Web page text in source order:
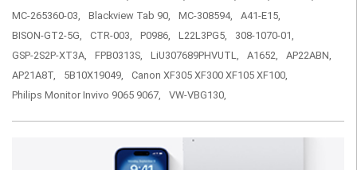
MC-265360-03,
Blackview Tab 90, MC-308594,
A41-E15,
BISON-GT2-5G,
CTR-003, P0986, L22L3PG5,
308-1070-01,
GSP-2S2P-XT3A,
FPB0313S, LiU307689PHVUTL, A1652,
AP22ABN,
AP21A8T,
5B10X19049,
Canon XF305 XF300 XF105 XF100,
Philips Monitor Invivo 9065 9067,
VW-VBG130,